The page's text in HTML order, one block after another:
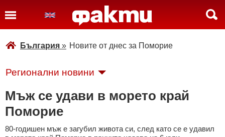
България » Новите от днес за Поморие
Регионални новини
Мъж се удави в морето край
Поморие
80-годишен мъж е загубил живота си, след като се е удавил